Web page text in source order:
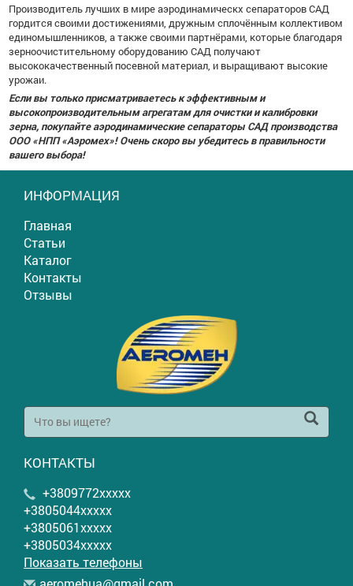
Производитель лучших в мире аэродинамическх сепараторов САД
гордится своими достижениями, дружным сплочённым коллективом
единомышленников, а также своими партнёрами, которые благодаря
зерноочистительному оборудованию САД получают
высококачественный посевной материал, и выращивают высокие
урожаи.
Если вы только присматриваетесь к эффективным и
высокопроизводительным агрегатам для очистки и калибровки
зерна, покупайте аэродинамические сепараторы САД производства
ООО «НПП «Аэромех»! Очень скоро вы убедитесь в правильности
вашего выбора!
ИНФОРМАЦИЯ
Главная
Статьи
Каталог
Контакты
Отзывы
КОНТАКТЫ
+3809772xxxxx
+3805044xxxxx
+3805061xxxxx
+3805034xxxxx
Показать телефоны